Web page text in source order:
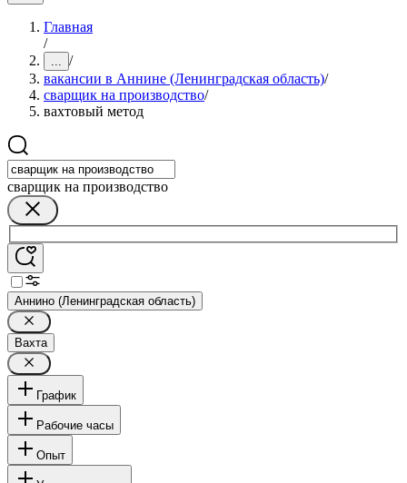
Главная
/
... /
вакансии в Аннине (Ленинградская область)/
сварщик на производство/
вахтовый метод
сварщик на производство
Аннино (Ленинградская область)
Вахта
График
Рабочие часы
Опыт